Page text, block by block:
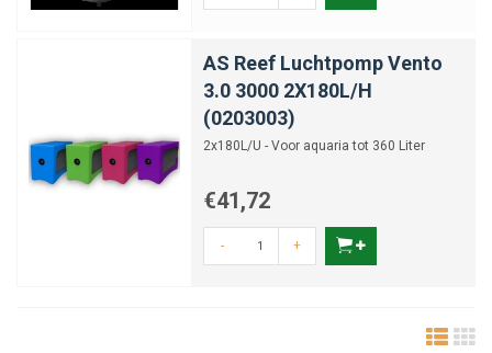
AS Reef Luchtpomp Vento
3.0 3000 2X180L/H
(0203003)
2x180L/U - Voor aquaria tot 360 Liter
€41,72
- +